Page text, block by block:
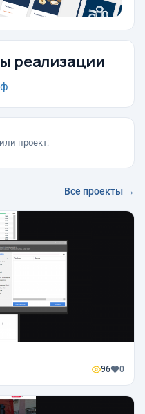
реализации
проект:
Все проекты →
96 0